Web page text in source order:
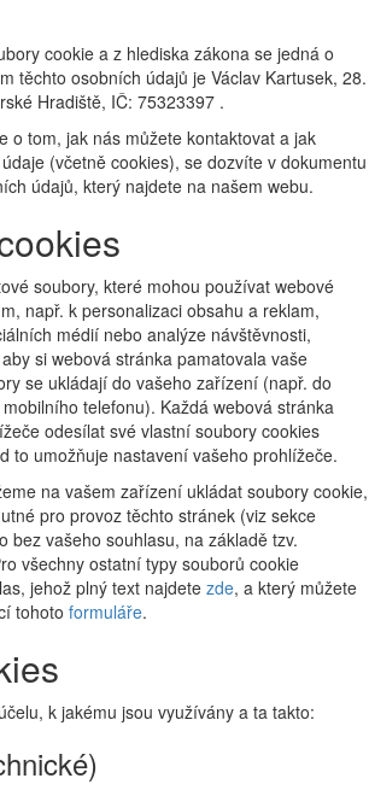
cookie a z hlediska zákona se jedná o
těchto osobních údajů je Václav Kartusek, 28.
Hradiště, IČ: 75323397 .
o tom, jak nás můžete kontaktovat a jak
(včetně cookies), se dozvíte v dokumentu
údajů, který najdete na našem webu.
soubory, které mohou používat webové
např. k personalizaci obsahu a reklam,
médií nebo analýze návštěvnosti,
si webová stránka pamatovala vaše
se ukládají do vašeho zařízení (např. do
telefonu). Každá webová stránka
odesílat své vlastní soubory cookies
to umožňuje nastavení vašeho prohlížeče.
na vašem zařízení ukládat soubory cookie,
pro provoz těchto stránek (viz sekce
bez vašeho souhlasu, na základě tzv.
všechny ostatní typy souborů cookie
jehož plný text najdete zde, a který můžete
tohoto formuláře.
k jakému jsou využívány a ta takto: